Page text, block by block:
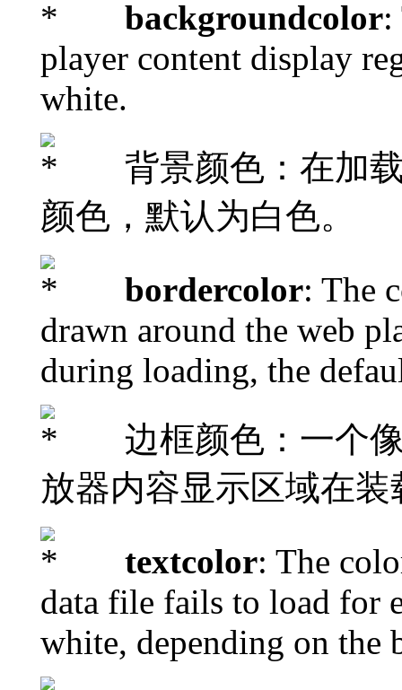
backgroundcolor:
player content display
white.
背景颜色：在加载
颜色，默认为白色。
bordercolor: The
drawn around the web
during loading, the
边框颜色：一个像
放器内容显示区域在
textcolor: The
data file fails to load for
white, depending on the